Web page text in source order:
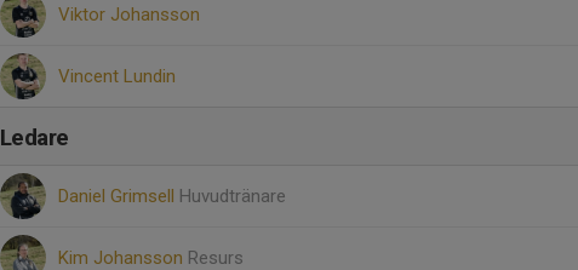
Viktor Johansson
Vincent Lundin
Ledare
Daniel Grimsell Huvudtränare
Kim Johansson Resurs